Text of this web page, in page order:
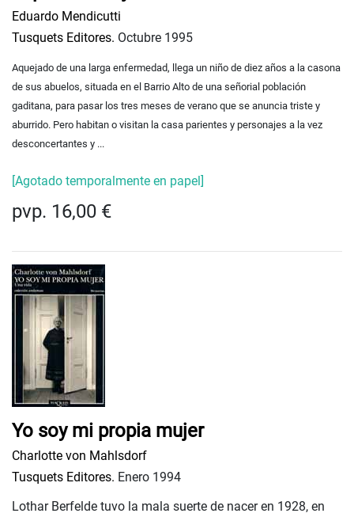
Eduardo Mendicutti
Tusquets Editores. Octubre 1995
Aquejado de una larga enfermedad, llega un niño de diez años a la casona
de sus abuelos, situada en el Barrio Alto de una señorial población
gaditana, para pasar los tres meses de verano que se anuncia triste y
aburrido. Pero habitan o visitan la casa parientes y personajes a la vez
desconcertantes y ...
[Agotado temporalmente en papel]
pvp. 16,00 €
Yo soy mi propia mujer
Charlotte von Mahlsdorf
Tusquets Editores. Enero 1994
Lothar Berfelde tuvo la mala suerte de nacer en 1928, en